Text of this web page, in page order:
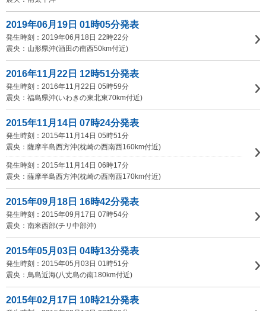
2019年06月19日 01時05分発表
発生時刻：2019年06月18日 22時22分
震央：山形県沖(酒田の南西50km付近)
2016年11月22日 12時51分発表
発生時刻：2016年11月22日 05時59分
震央：福島県沖(いわきの東北東70km付近)
2015年11月14日 07時24分発表
発生時刻：2015年11月14日 05時51分
震央：薩摩半島西方沖(枕崎の西南西160km付近)
発生時刻：2015年11月14日 06時17分
震央：薩摩半島西方沖(枕崎の西南西170km付近)
2015年09月18日 16時42分発表
発生時刻：2015年09月17日 07時54分
震央：南米西部(チリ中部沖)
2015年05月03日 04時13分発表
発生時刻：2015年05月03日 01時51分
震央：鳥島近海(八丈島の南180km付近)
2015年02月17日 10時21分発表